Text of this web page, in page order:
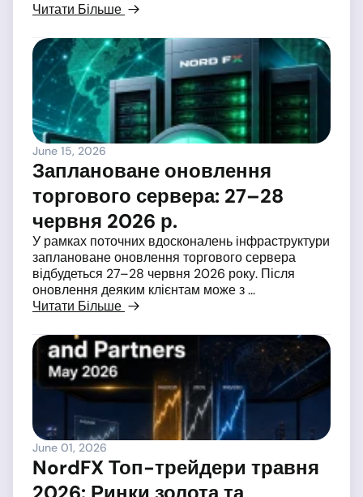
Читати Більше
June 15, 2026
Заплановане оновлення
торгового сервера: 27–28
червня 2026 р.
У рамках поточних вдосконалень інфраструктури
заплановане оновлення торгового сервера
відбудеться 27–28 червня 2026 року. Після
оновлення деяким клієнтам може з ...
Читати Більше
June 01, 2026
NordFX Топ-трейдери травня